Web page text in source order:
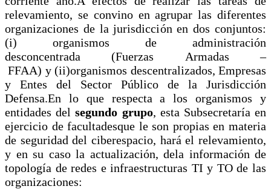
relevamiento, se convino en agrupar las diferentes
organizaciones de la jurisdicción en dos conjuntos:
(i) organismos de administración
desconcentrada (Fuerzas Armadas –
FFAA) y (ii)organismos descentralizados, Empresas
y Entes del Sector Público de la Jurisdicción
Defensa.En lo que respecta a los organismos y
entidades delsegundo grupo, esta Subsecretaría en
ejercicio de facultadesque le son propias en materia
de seguridad del ciberespacio, hará el relevamiento,
y en su caso la actualización, dela información de
topología de redes e infraestructuras TI y TO de las
organizaciones: